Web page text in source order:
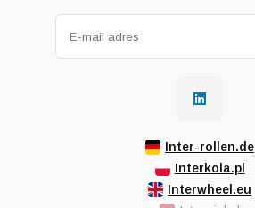
Inter-rollen.de
Interkola.pl
Interwheel.eu